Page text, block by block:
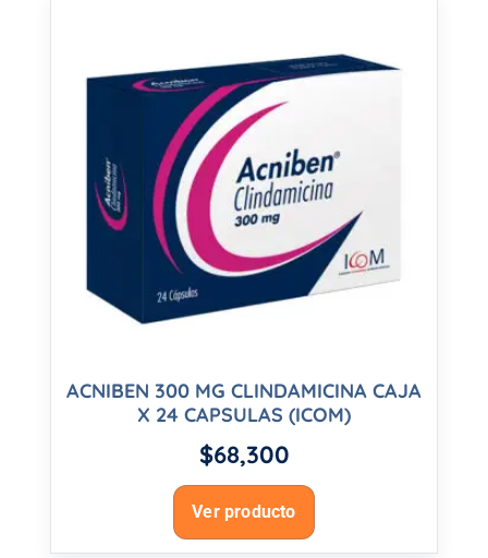
ACNIBEN 300 MG CLINDAMICINA CAJA
X 24 CAPSULAS (ICOM)
$68,300
Ver producto